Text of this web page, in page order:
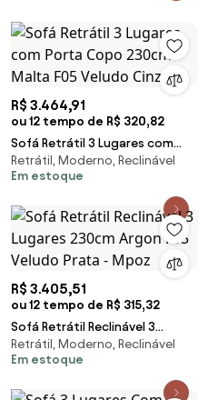
R$ 3.464,91
ou 12 tempo de R$ 320,82
Sofá Retrátil 3 Lugares com
Porta Copo 230cm Malta F05
Veludo Cinza -
Retrátil, Moderno, Reclinável
Em estoque
R$ 3.405,51
ou 12 tempo de R$ 315,32
Sofá Retrátil Reclinável 3
Lugares 230cm Argon F05
Veludo Prata - Mpoz
Retrátil, Moderno, Reclinável
Em estoque